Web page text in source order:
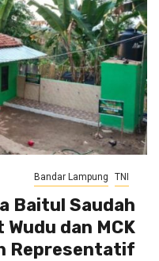
Bandar Lampung TNI
Baitul Saudah
dan MCK
Representatif